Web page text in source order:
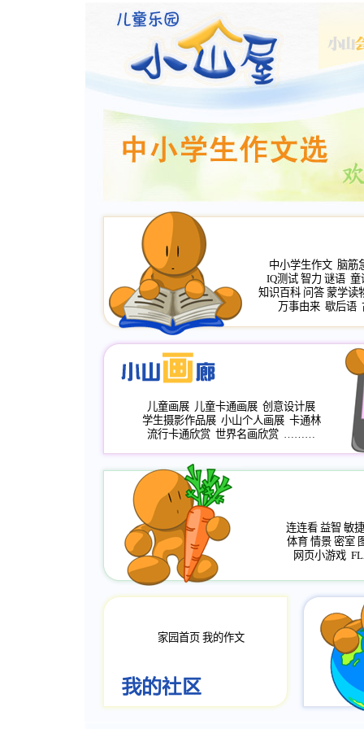
中小学生作文 脑筋
IQ测试 智力 谜语 童
知识百科 问答 蒙学读
万事由来 歇后语
儿童画展 儿童卡通画展 创意设计展
学生摄影作品展 小山个人画展 卡通林
流行卡通欣赏 世界名画欣赏 ………
连连看 益智 敏捷
体育 情景 密室
网页小游戏
家园首页 我的作文